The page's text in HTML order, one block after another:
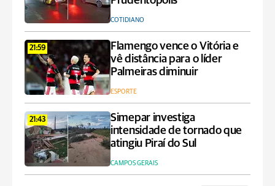
COTIDIANO
21:59
Flamengo vence o Vitória e
vê distância para o líder
Palmeiras diminuir
ESPORTE
21:43
Simepar investiga
intensidade de tornado que
atingiu Piraí do Sul
CAMPOS GERAIS